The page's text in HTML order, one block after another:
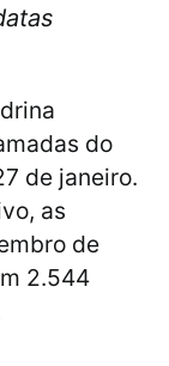
do
de janeiro.
as
de
2.544